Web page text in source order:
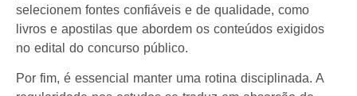
selecionem fontes confiáveis e de qualidade, como
livros e apostilas que abordem os conteúdos exigidos
no edital do concurso público.
Por fim, é essencial manter uma rotina disciplinada. A